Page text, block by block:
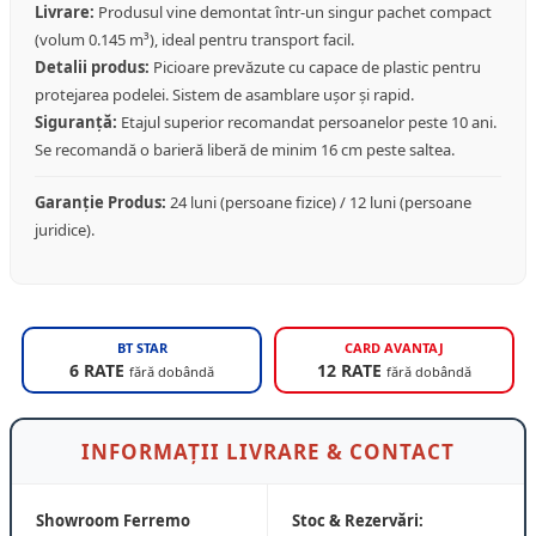
Livrare: Produsul vine demontat într-un singur pachet compact
(volum 0.145 m³), ideal pentru transport facil.
Detalii produs: Picioare prevăzute cu capace de plastic pentru
protejarea podelei. Sistem de asamblare ușor și rapid.
Siguranță: Etajul superior recomandat persoanelor peste 10 ani.
Se recomandă o barieră liberă de minim 16 cm peste saltea.
Garanție Produs: 24 luni (persoane fizice) / 12 luni (persoane
juridice).
BT STAR
6 RATE fără dobândă
CARD AVANTAJ
12 RATE fără dobândă
INFORMAȚII LIVRARE & CONTACT
Showroom Ferremo
Stoc & Rezervări: